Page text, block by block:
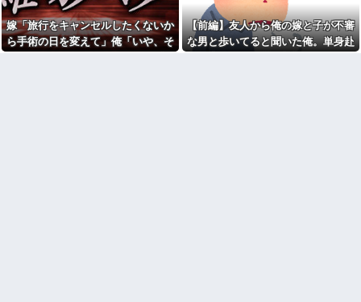
お前ら「日本も核武装汁！」
←１万発の核弾頭どこに
【画像】居酒屋さん、6人で長
居して会計4939円しか使わない
犬が大嫌いで脂汗が止まらな
い私。リードをつけ放置された
犬に絡まれ、追いかけられた先
で『信じられない光景』を目撃
→必死で救急車を呼ぶも犬と取
嫁「旅行をキャンセルしたくないか
ら手術の日を変えて」俺「いや、そ
【前編】友人から俺の嫁と子が不審
な男と歩いてると聞いた俺。単身赴